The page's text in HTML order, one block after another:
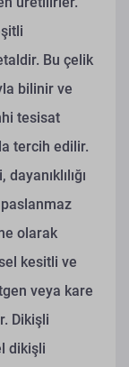
Bu çelik
bilinir ve
tesisat
tercih edilir.
olarak
kesitli ve
veya kare
Dikişli
dikişli